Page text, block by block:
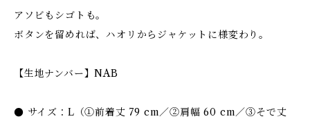
アソビもシゴトも。
ボタンを留めれば、ハオリからジャケットに様変わり。
【生地ナンバー】NAB
● サイズ：L（①前着丈 79 cm／②肩幅 60 cm／③そで丈